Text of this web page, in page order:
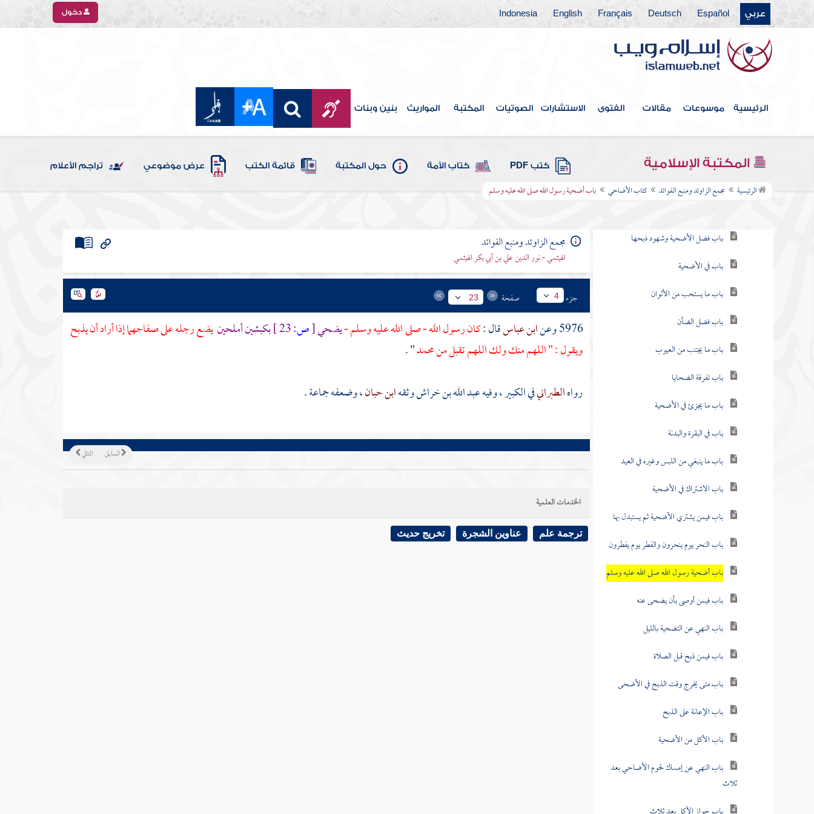
عربي Español
Deutsch
Français
English
Indonesia دخول
الرئيسية موسوعات مقالات الفتوى الاستشارات الصوتيات المكتبة المواريث بنين وبنات
المكتبة الإسلامية كتب PDF كتاب الأمة حول المكتبة قائمة الكتب عرض موضوعي تراجم الأعلام
الرئيسية مجمع الزاوئد ومنبع الفوائد كتاب الأضاحي باب أضحية رسول الله صلى الله عليه وسلم
كتاب الصلاة
أبواب العيدين
كتاب الجنائز
كتاب الزكاة
كتاب الصيام
كتاب الحج
كتاب الأضاحي
باب فضل الأضحية وشهود ذبحها
باب في الأضحية
باب ما يستحب من الألوان
باب فضل الضأن
باب ما يجتنب من العيوب
باب تفرقة الضحايا
باب ما يجزئ في الأضحية
باب في البقرة والبدنة
باب ما ينبغي من اللبس وغيره في العيد
باب الاشتراك في الأضحية
باب فيمن يشتري الأضحية ثم يستبدل بها
باب النحر يوم ينحرون والفطر يوم يفطرون
باب أضحية رسول الله صلى الله عليه وسلم
باب فيمن أوصى بأن يضحى عنه
باب النهي عن التضحية بالليل
باب فيمن ذبح قبل الصلاة
باب متى يخرج وقت الذبح في الأضحى
باب الإعانة على الذبح
باب الأكل من الأضحية
باب النهي عن إمساك لحوم الأضاحي بعد
ثلاث
مجمع الزاوئد ومنبع الفوائد
الهيثمي - نور الدين علي بن أبي بكر الهيثمي
جزء 4 صفحة 23
5976 وعن ابن عباسقال :كان رسول الله - صلى الله عليه وسلم -يضحي[ص: بكبشين أملحينيضع رجله على صفاحهما إذا أراد أن يذبح
ويقول : " اللهم منك ولك اللهم تقبل منمحمد" .
رواهالطبرانيفي الكبير ، وفيهعبد الله بن خراشوثقهابن حبان، وضعفه جماعة .
التالي السابق
الخدمات العلمية
ترجمة علم عناوين الشجرة تخريج حديث